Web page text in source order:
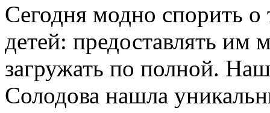
Сегодня модно спорить
детей: предоставлять им
загружать по полной.
Солодова нашла